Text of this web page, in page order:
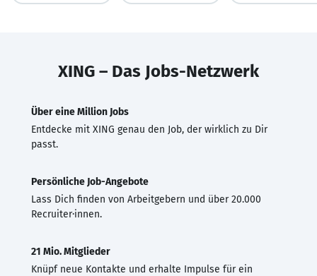
XING – Das Jobs-Netzwerk
Über eine Million Jobs
Entdecke mit XING genau den Job, der wirklich zu Dir
passt.
Persönliche Job-Angebote
Lass Dich finden von Arbeitgebern und über 20.000
Recruiter·innen.
21 Mio. Mitglieder
Knüpf neue Kontakte und erhalte Impulse für ein